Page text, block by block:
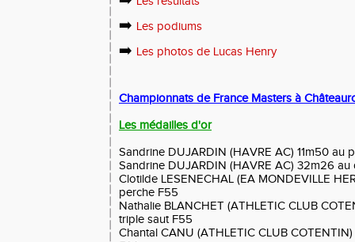
➡️ Les podiums
➡️ Les photos de Lucas Henry
Championnats de France Masters à
Les médailles d'or
Sandrine DUJARDIN (HAVRE AC) 11m50 au
Sandrine DUJARDIN (HAVRE AC) 32m26 au
Clotilde LESENECHAL (EA MONDEVILLE
perche F55
Nathalie BLANCHET (ATHLETIC CLUB
triple saut F55
Chantal CANU (ATHLETIC CLUB